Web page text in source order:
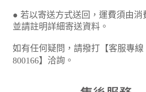
● 若以寄送方式送回，運費須由消
並請註明詳細寄送資料。
如有任何疑問，請撥打【客服專線
800166】洽詢。